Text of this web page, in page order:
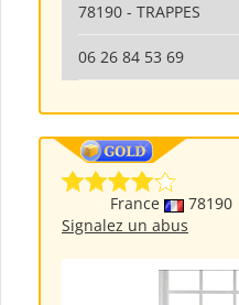
78190 - TRAPPES
06 26 84 53 69
France 78190
Signalez un abus